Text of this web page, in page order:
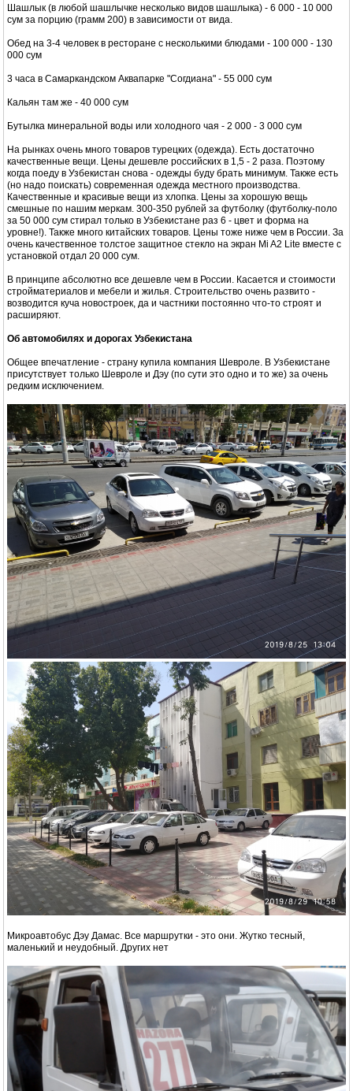
Шашлык (в любой шашлычке несколько видов шашлыка) - 6 000 - 10 000
сум за порцию (грамм 200) в зависимости от вида.
Обед на 3-4 человек в ресторане с несколькими блюдами - 100 000 - 130
000 сум
3 часа в Самаркандском Аквапарке "Согдиана" - 55 000 сум
Кальян там же - 40 000 сум
Бутылка минеральной воды или холодного чая - 2 000 - 3 000 сум
На рынках очень много товаров турецких (одежда). Есть достаточно
качественные вещи. Цены дешевле российских в 1,5 - 2 раза. Поэтому
когда поеду в Узбекистан снова - одежды буду брать минимум. Также есть
(но надо поискать) современная одежда местного производства.
Качественные и красивые вещи из хлопка. Цены за хорошую вещь
смешные по нашим меркам. 300-350 рублей за футболку (футболку-поло
за 50 000 сум стирал только в Узбекистане раз 6 - цвет и форма на
уровне!). Также много китайских товаров. Цены тоже ниже чем в России. За
очень качественное толстое защитное стекло на экран Mi A2 Lite вместе с
установкой отдал 20 000 сум.
В принципе абсолютно все дешевле чем в России. Касается и стоимости
стройматериалов и мебели и жилья. Строительство очень развито -
возводится куча новостроек, да и частники постоянно что-то строят и
расширяют.
Об автомобилях и дорогах Узбекистана
Общее впечатление - страну купила компания Шевроле. В Узбекистане
присутствует только Шевроле и Дэу (по сути это одно и то же) за очень
редким исключением.
Микроавтобус Дэу Дамас. Все маршрутки - это они. Жутко тесный,
маленький и неудобный. Других нет